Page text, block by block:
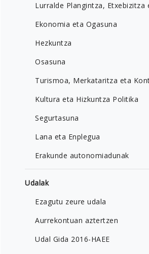
Lurralde Plangintza, Etxebizitza
Ekonomia eta Ogasuna
Hezkuntza
Osasuna
Turismoa, Merkataritza eta
Kultura eta Hizkuntza Politika
Segurtasuna
Lana eta Enplegua
Erakunde autonomiadunak
Udalak
Ezagutu zeure udala
Aurrekontuan aztertzen
Udal Gida 2016-HAEE